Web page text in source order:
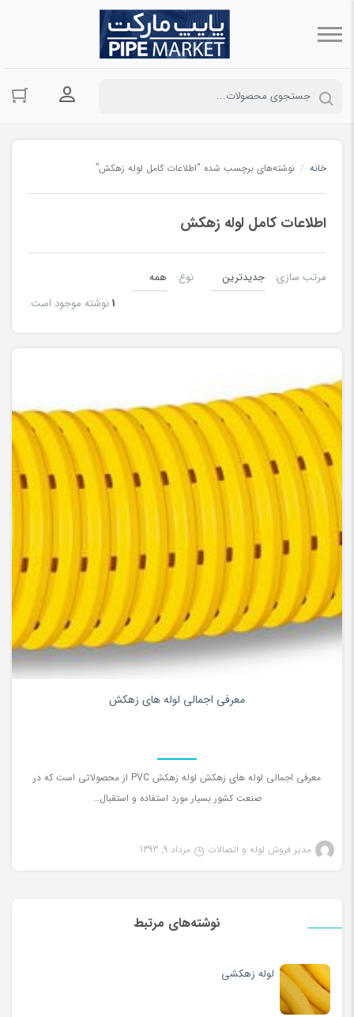
ورود به
نوشته‌های مرتبط
لوله زهکشی
خانه / نوشته‌های برچسب شده “اطلاعات کامل لوله زهکش”
اطلاعات کامل لوله زهکش
مرتب سازی:
نوع:
1نوشته موجود است.
معرفی اجمالی لوله های زهکش
معرفی اجمالی لوله های زهکش لوله زهکش PVC از محصولاتی است که در
صنعت کشور بسیار مورد استفاده و استقبال…
مدیر فروش لوله و اتصالات مرداد 9, 1393